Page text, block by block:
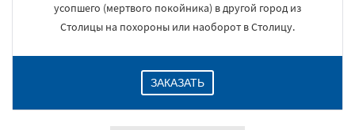
усопшего (мертвого покойника) в другой город из
Столицы на похороны или наоборот в Столицу.
ЗАКАЗАТЬ